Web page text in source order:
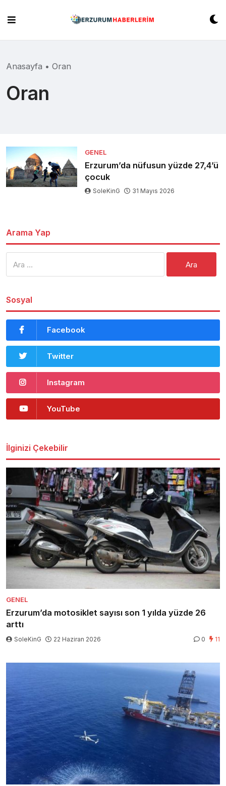
content
Anasayfa • Oran
Oran
GENEL
Erzurum’da nüfusun yüzde 27,4’ü
çocuk
SoleKinG 31 Mayıs 2026
Arama Yap
Sosyal
Facebook
Twitter
Instagram
YouTube
İlginizi Çekebilir
GENEL
Erzurum’da motosiklet sayısı son 1 yılda yüzde 26
arttı
SoleKinG 22 Haziran 2026 0 11